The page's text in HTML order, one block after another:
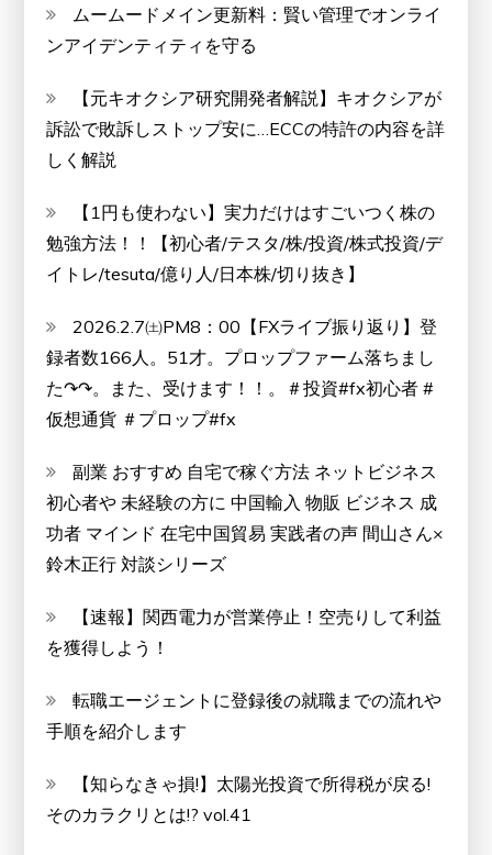
ムームードメイン更新料：賢い管理でオンライ
ンアイデンティティを守る
【元キオクシア研究開発者解説】キオクシアが
訴訟で敗訴しストップ安に…ECCの特許の内容を詳
しく解説
【1円も使わない】実力だけはすごいつく株の
勉強方法！！【初心者/テスタ/株/投資/株式投資/デ
イトレ/tesuta/億り人/日本株/切り抜き】
2026.2.7㈯PM8：00【FXライブ振り返り】登
録者数166人。51才。プロップファーム落ちまし
た↷↷。また、受けます！！。＃投資#fx初心者 #
仮想通貨 ＃プロップ#fx
副業 おすすめ 自宅で稼ぐ方法 ネットビジネス
初心者や 未経験の方に 中国輸入 物販 ビジネス 成
功者 マインド 在宅中国貿易 実践者の声 間山さん×
鈴木正行 対談シリーズ
【速報】関西電力が営業停止！空売りして利益
を獲得しよう！
転職エージェントに登録後の就職までの流れや
手順を紹介します
【知らなきゃ損!】太陽光投資で所得税が戻る!
そのカラクリとは!? vol.41